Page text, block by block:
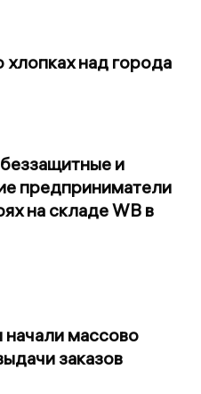
над города
и
предприниматели
на складе WB в
массово
заказов